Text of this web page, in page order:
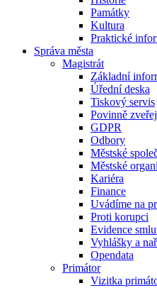
Památky
Kultura
Praktické
Správa města
Magistrát
Základní
Úřední deska
Tiskový servis
Povinně
GDPR
Odbory
Městské
Městské
Kariéra
Finance
Uvádíme na
Proti korupci
Evidence
Vyhlášky a
Opendata
Primátor
Vizitka